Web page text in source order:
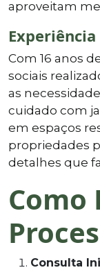
aproveitam
Com 16 anos
sociais
as
cuidado com
em espaços
propriedades
detalhes que
Como
Consulta